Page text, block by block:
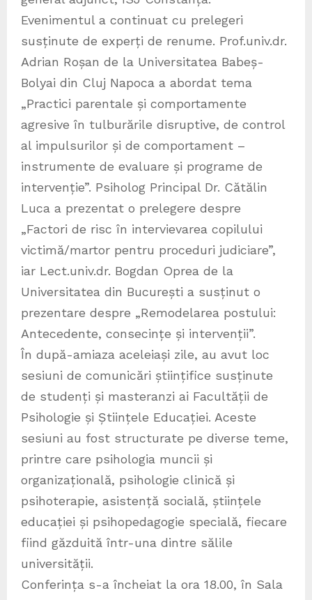
Evenimentul a continuat cu prelegeri
susținute de experți de renume. Prof.univ.dr.
Adrian Roșan de la Universitatea Babeș-
Bolyai din Cluj Napoca a abordat tema
„Practici parentale și comportamente
agresive în tulburările disruptive, de control
al impulsurilor și de comportament –
instrumente de evaluare și programe de
intervenție”. Psiholog Principal Dr. Cătălin
Luca a prezentat o prelegere despre
„Factori de risc în intervievarea copilului
victimă/martor pentru proceduri judiciare”,
iar Lect.univ.dr. Bogdan Oprea de la
Universitatea din București a susținut o
prezentare despre „Remodelarea postului:
Antecedente, consecințe și intervenții”.
În după-amiaza aceleiași zile, au avut loc
sesiuni de comunicări științifice susținute
de studenți și masteranzi ai Facultății de
Psihologie și Științele Educației. Aceste
sesiuni au fost structurate pe diverse teme,
printre care psihologia muncii și
organizațională, psihologie clinică și
psihoterapie, asistență socială, științele
educației și psihopedagogie specială, fiecare
fiind găzduită într-una dintre sălile
universității.
Conferința s-a încheiat la ora 18.00, în Sala